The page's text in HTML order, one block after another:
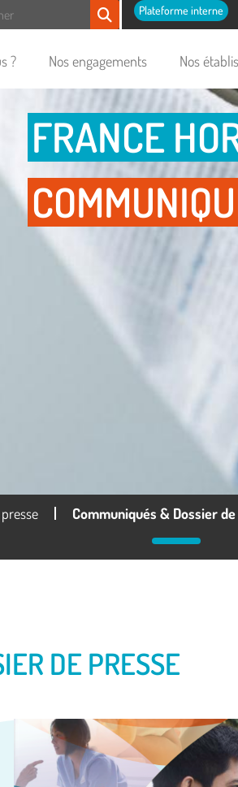
Plateforme interne
? Nos engagements Nos
FRANCE
Communiqués & Dossier
DE PRESSE